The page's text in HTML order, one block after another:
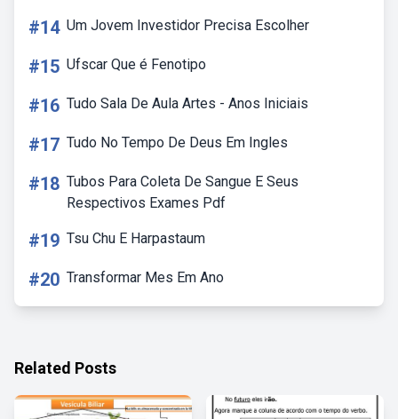
#14 Um Jovem Investidor Precisa Escolher
#15 Ufscar Que é Fenotipo
#16 Tudo Sala De Aula Artes - Anos Iniciais
#17 Tudo No Tempo De Deus Em Ingles
#18 Tubos Para Coleta De Sangue E Seus
Respectivos Exames Pdf
#19 Tsu Chu E Harpastaum
#20 Transformar Mes Em Ano
Related Posts